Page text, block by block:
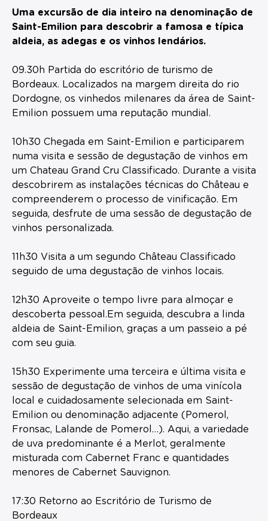
Uma excursão de dia inteiro na denominação de
Saint-Emilion para descobrir a famosa e típica
aldeia, as adegas e os vinhos lendários.
09.30h Partida do escritório de turismo de
Bordeaux. Localizados na margem direita do rio
Dordogne, os vinhedos milenares da área de Saint-
Emilion possuem uma reputação mundial.
10h30 Chegada em Saint-Emilion e participarem
numa visita e sessão de degustação de vinhos em
um Chateau Grand Cru Classificado. Durante a visita
descobrirem as instalações técnicas do Château e
compreenderem o processo de vinificação. Em
seguida, desfrute de uma sessão de degustação de
vinhos personalizada.
11h30 Visita a um segundo Château Classificado
seguido de uma degustação de vinhos locais.
12h30 Aproveite o tempo livre para almoçar e
descoberta pessoal.Em seguida, descubra a linda
aldeia de Saint-Emilion, graças a um passeio a pé
com seu guia.
15h30 Experimente uma terceira e última visita e
sessão de degustação de vinhos de uma vinícola
local e cuidadosamente selecionada em Saint-
Emilion ou denominação adjacente (Pomerol,
Fronsac, Lalande de Pomerol…). Aqui, a variedade
de uva predominante é a Merlot, geralmente
misturada com Cabernet Franc e quantidades
menores de Cabernet Sauvignon.
17:30 Retorno ao Escritório de Turismo de
Bordeaux